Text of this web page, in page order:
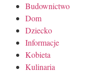
Budownictwo
Dom
Dziecko
Informacje
Kobieta
Kulinaria